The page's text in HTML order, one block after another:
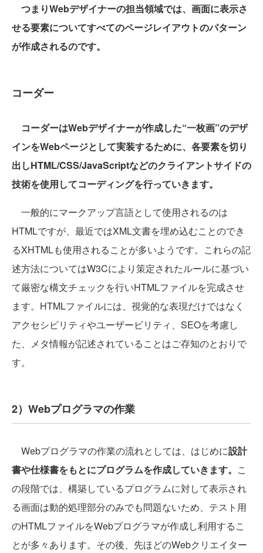
つまりWebデザイナーの担当領域では、画面に表示さ
せる要素についてすべてのページレイアウトのパターン
が作成されるのです。
コーダー
コーダーはWebデザイナーが作成した“一枚画”のデザ
インをWebページとして実装するために、各要素を切り
出しHTML/CSS/JavaScriptなどのクライアントサイドの
技術を使用してコーディングを行っていきます。
一般的にマークアップ言語として使用されるのは
HTMLですが、最近ではXML文書を埋め込むことのでき
るXHTMLも使用されることが多いようです。これらの記
述方法についてはW3Cにより策定されたルールに基づい
て厳密な構文チェックを行いHTMLファイルを完成させ
ます。HTMLファイルには、視覚的な表現だけではなく
アクセシビリティやユーザービリティ、SEOを考慮し
た、メタ情報が記述されていることはご存知のとおりで
す。
2）Webプログラマの作業
Webプログラマの作業の流れとしては、はじめに設計
書や仕様書をもとにプログラムを作成していきます。 こ
の段階では、構築しているプログラムに対して表示され
る画面は動的処理部分のみでも問題ないため、テスト用
のHTMLファイルをWebプログラマが作成し利用するこ
とが多々あります。その後、先ほどのWebクリエイター